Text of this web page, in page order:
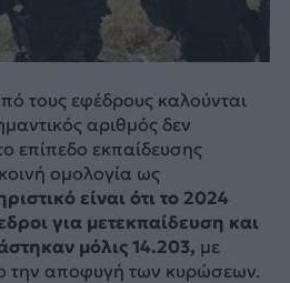
τους εφέδρους καλούνται
αριθμός δεν
επίπεδο εκπαίδευσης
ομολογία ως
είναι ότι το 2024
για μετεκπαίδευση και
μόλις 14.203, με
την αποφυγή των κυρώσεων.